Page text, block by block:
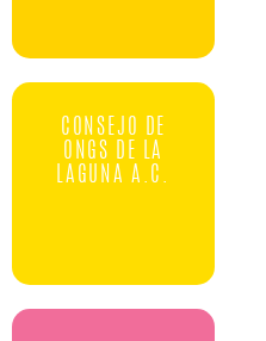
CONSEJO DE
ONGS DE LA
LAGUNA A.C.